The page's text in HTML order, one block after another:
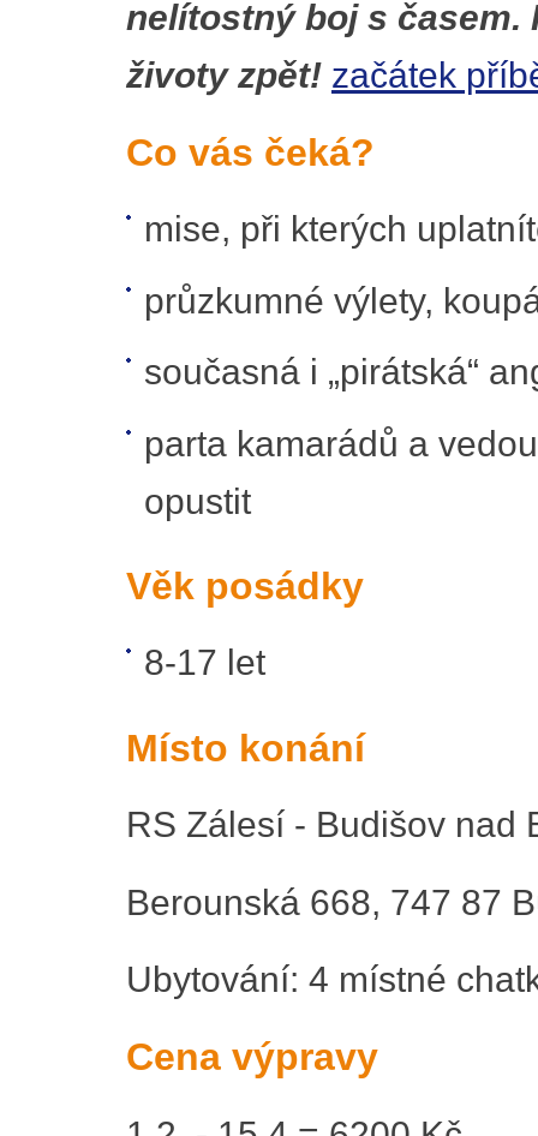
nelítostný boj s časem.
životy zpět! začátek
Co vás čeká?
mise, při kterých
průzkumné výlety,
současná i „pirátská“
parta kamarádů a
opustit
Věk posádky
8-17 let
Místo konání
RS Zálesí - Budišov nad
Berounská 668, 747 87
Ubytování: 4 místné
Cena výpravy